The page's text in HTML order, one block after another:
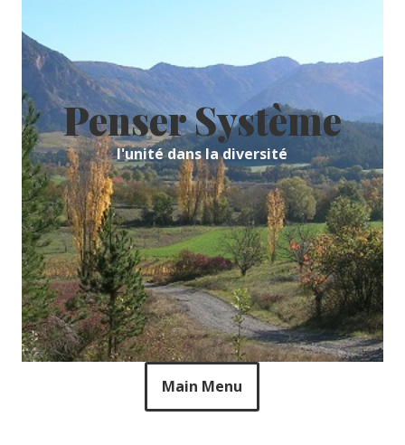
content
Penser Système
l'unité dans la diversité
Main Menu